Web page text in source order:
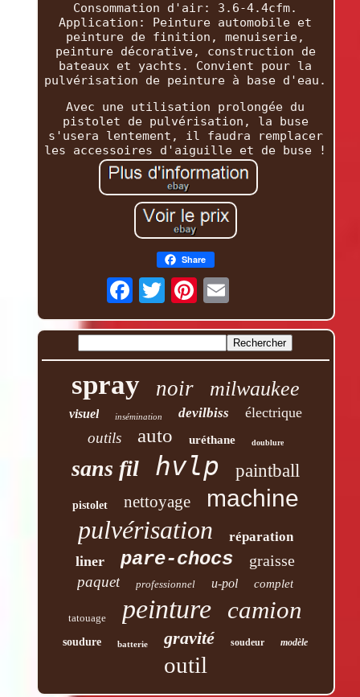
Consommation d'air: 3.6-4.4cfm.
Application: Peinture automobile et
peinture de finition, menuiserie,
peinture décorative, construction de
bateaux et yachts. Convient pour la
pulvérisation de peinture à base d'eau.
Avec une utilisation prolongée du
pistolet de pulvérisation, la buse
s'usera lentement, il faudra remplacer
les accessoires d'aiguille et de buse !
Share
spray noir milwaukee
visuel insémination devilbiss électrique
outils auto uréthane doublure
sans fil hvlp paintball
pistolet nettoyage machine
pulvérisation réparation
liner pare-chocs graisse
paquet professionnel u-pol complet
tatouage peinture camion
soudure batterie gravité soudeur modèle
outil